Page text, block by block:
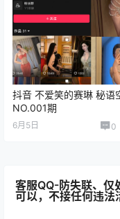
抖音 不爱笑的赛琳 秘语
NO.001期
6月5日 0
客服QQ-防失联、仅
可以，不接任何违法